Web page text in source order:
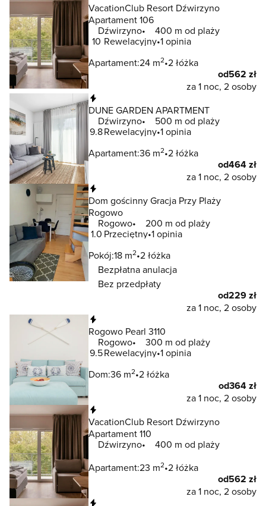
VacationClub Resort Dźwirzyno
Apartament 106
Dźwirzyno
400 m od plaży
10 Rewelacyjny 1 opinia
Apartament:24 m2 2 łóżka
od562 zł
za 1 noc, 2 osoby
DUNE GARDEN APARTMENT
Dźwirzyno
500 m od plaży
9.8Rewelacyjny 1 opinia
Apartament:36 m2 2 łóżka
od464 zł
za 1 noc, 2 osoby
Dom gościnny Gracja Przy Plaży
Rogowo
Rogowo
200 m od plaży
1.0 Przeciętny 1 opinia
Pokój:18 m2 2 łóżka
Bezpłatna anulacja
Bez przedpłaty
od229 zł
za 1 noc, 2 osoby
Rogowo Pearl 3110
Rogowo
300 m od plaży
9.5Rewelacyjny 1 opinia
Dom:36 m2 2 łóżka
od364 zł
za 1 noc, 2 osoby
VacationClub Resort Dźwirzyno
Apartament 110
Dźwirzyno
400 m od plaży
Apartament:23 m2 2 łóżka
od562 zł
za 1 noc, 2 osoby